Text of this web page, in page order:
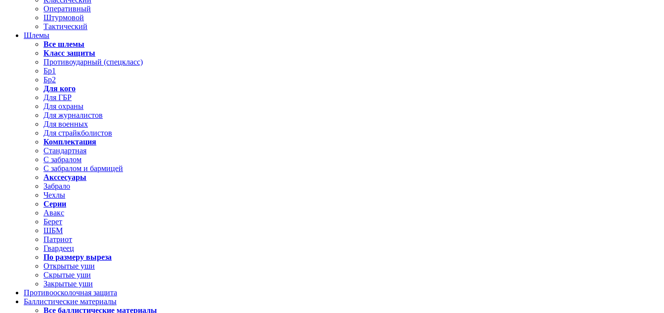
Оперативный
Штурмовой
Тактический
Шлемы
Все шлемы
Класс защиты
Противоударный (спецкласс)
Бр1
Бр2
Для кого
Для ГБР
Для охраны
Для журналистов
Для военных
Для страйкболистов
Комплектация
Стандартная
С забралом
С забралом и бармицей
Акссесуары
Забрало
Чехлы
Серии
Авакс
Берет
ШБМ
Патриот
Гвардеец
По размеру выреза
Открытые уши
Скрытые уши
Закрытые уши
Противоосколочная защита
Баллистические материалы
Все баллистические материалы